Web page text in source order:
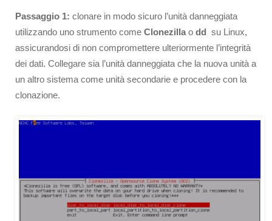
Passaggio 1: clonare in modo sicuro l’unità danneggiata
utilizzando uno strumento come Clonezilla o dd su Linux,
assicurandosi di non compromettere ulteriormente l’integrità
dei dati. Collegare sia l’unità danneggiata che la nuova unità a
un altro sistema come unità secondarie e procedere con la
clonazione.